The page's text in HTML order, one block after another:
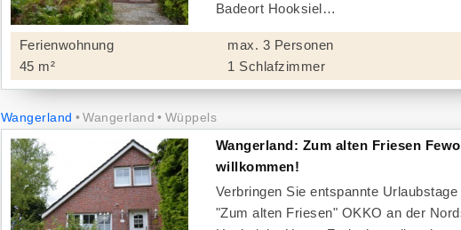
Badeort Hooksiel
Ferienwohnung
45 m²
max. 3 Personen
1 Schlafzimmer
Wangerland Wangerland Wüppels
Wangerland: Zum alten Friesen
willkommen!
Verbringen Sie entspannte
"Zum alten Friesen" OKKO an der